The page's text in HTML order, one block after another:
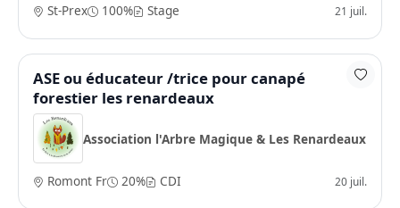
St-Prex 100% Stage 21 juil.
ASE ou éducateur /trice pour canapé
forestier les renardeaux
Association l'Arbre Magique & Les Renardeaux
Romont Fr 20% CDI 20 juil.